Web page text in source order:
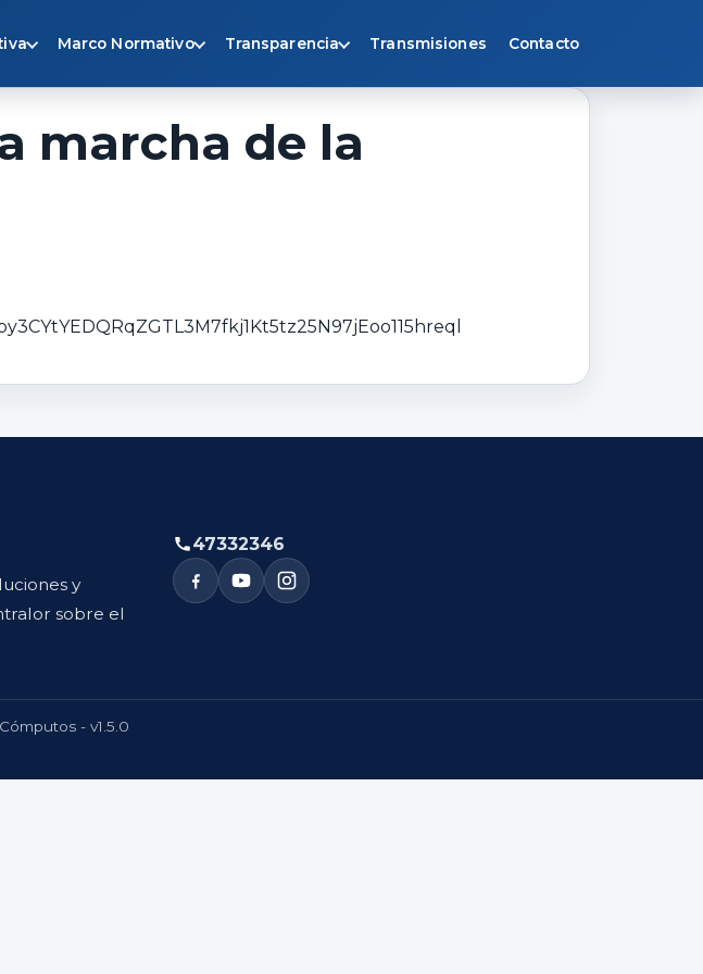
Marco Normativo Transparencia Transmisiones Contacto
marcha de la
y
sobre el
47332346
- v1.5.0